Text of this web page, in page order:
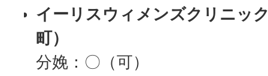
イーリスウィメンズクリニッ
町）
分娩：〇（可）